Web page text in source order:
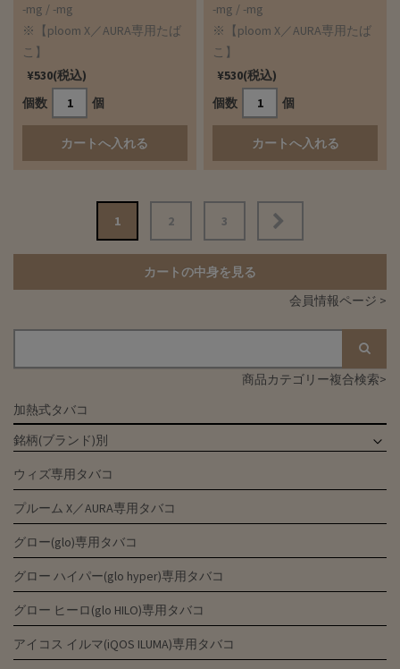
-mg / -mg
※【ploom X／AURA専用たば
こ】
¥530(税込)
個数
個
-mg / -mg
※【ploom X／AURA専用たば
こ】
¥530(税込)
個数
個
ビ
シ
ン
1 2 3
カートの中身を見る
会員情報ページ >
商品カテゴリー複合検索>
加熱式タバコ
銘柄(ブランド)別
ウィズ専用タバコ
プルーム X／AURA専用タバコ
グロー(glo)専用タバコ
グロー ハイパー(glo hyper)専用タバコ
グロー ヒーロ(glo HILO)専用タバコ
アイコス イルマ(iQOS ILUMA)専用タバコ